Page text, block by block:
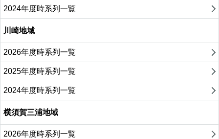
2024年度時系列一覧
川崎地域
2026年度時系列一覧
2025年度時系列一覧
2024年度時系列一覧
横須賀三浦地域
2026年度時系列一覧